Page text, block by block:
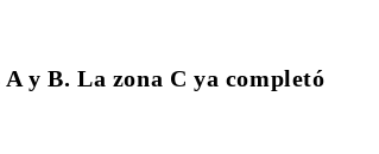
y B. La zona C ya completó